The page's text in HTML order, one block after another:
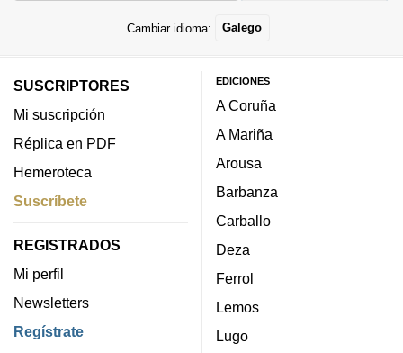
Cambiar idioma: Galego
SUSCRIPTORES
Mi suscripción
Réplica en PDF
Hemeroteca
Suscríbete
REGISTRADOS
Mi perfil
Newsletters
Regístrate
EDICIONES
A Coruña
A Mariña
Arousa
Barbanza
Carballo
Deza
Ferrol
Lemos
Lugo